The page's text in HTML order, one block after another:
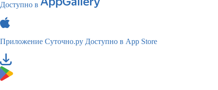
Доступно в
Приложение Суточно.ру Доступно в App Store